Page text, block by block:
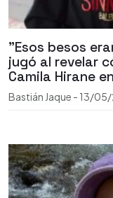
"Esos besos
jugó al revelar
Camila Hirane
Bastián Jaque - 13/